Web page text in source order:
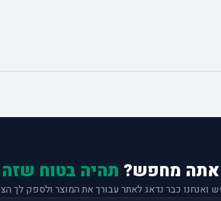
מחפש? תהיה בטוח שזה
כבר נדאג לאתר עבורך את המוצר ולספק לך